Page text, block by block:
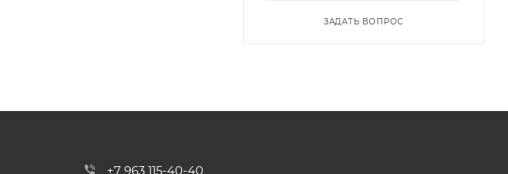
ЗАДАТЬ ВОПРОС
+7 963 115-40-40